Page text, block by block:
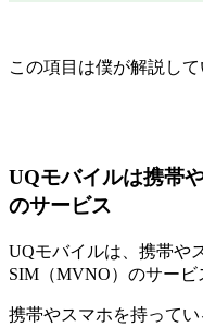
この項目は僕が解説して
UQモバイルは携帯
のサービス
UQモバイルは、携帯や
SIM（MVNO）のサービ
携帯やスマホを持って